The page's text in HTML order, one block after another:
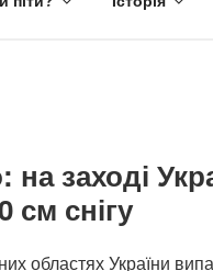
заході
см снігу
областях України